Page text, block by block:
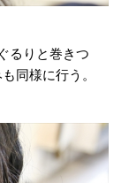
るりと巻きつ
同様に行う。